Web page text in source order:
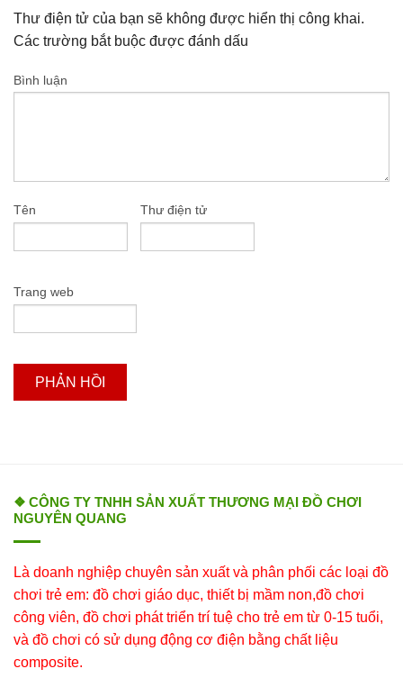
Thư điện tử của bạn sẽ không được hiển thị công khai.
Các trường bắt buộc được đánh dấu
Bình luận
Tên Thư điện tử
Trang web
❖ CÔNG TY TNHH SẢN XUẤT THƯƠNG MẠI ĐỒ CHƠI
NGUYÊN QUANG
Là doanh nghiệp chuyên sản xuất và phân phối các loại đồ
chơi trẻ em: đồ chơi giáo dục, thiết bị mầm non,đồ chơi
công viên, đồ chơi phát triển trí tuệ cho trẻ em từ 0-15 tuổi,
và đồ chơi có sử dụng động cơ điện bằng chất liệu
composite.